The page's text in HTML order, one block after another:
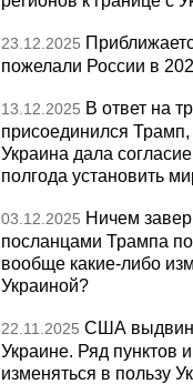
23.12.2025
пожелали России в
13.12.2025 В ответ на
присоединился
Украина дала
полгода установить
03.12.2025 Ничем
посланцами Трампа
вообще какие-либо
Украиной?
22.11.2025 США
Украине. Ряд пунктов
изменяться в пользу